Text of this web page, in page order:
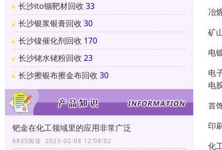
长沙ito铟靶材回收 33
长沙银浆银膏回收 30
长沙镍催化剂回收 170
长沙铑水铑粉回收 23
长沙擦银布擦金布回收 30
钯金在化工领域里的应用非常广泛
6835阅读 2023-02-08 12:08:02
冶
矿
电
电
电
首
印
化